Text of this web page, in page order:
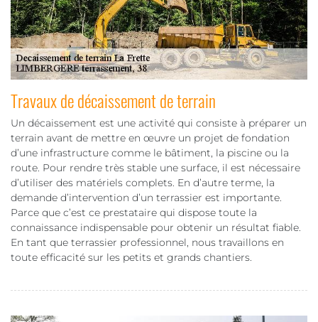
Travaux de décaissement de terrain
Un décaissement est une activité qui consiste à préparer un
terrain avant de mettre en œuvre un projet de fondation
d’une infrastructure comme le bâtiment, la piscine ou la
route. Pour rendre très stable une surface, il est nécessaire
d’utiliser des matériels complets. En d’autre terme, la
demande d’intervention d’un terrassier est importante.
Parce que c’est ce prestataire qui dispose toute la
connaissance indispensable pour obtenir un résultat fiable.
En tant que terrassier professionnel, nous travaillons en
toute efficacité sur les petits et grands chantiers.